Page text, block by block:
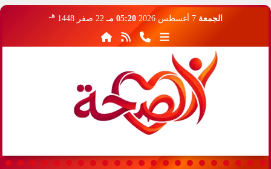
الجمعة 7 أغسطس 2026 05:20 مـ 22 صفر 1448 هـ